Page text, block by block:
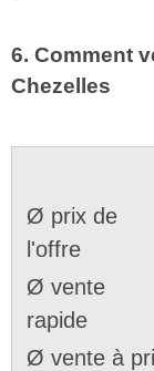
6. Comment
Chezelles
Ø prix de
l'offre
Ø vente
rapide
Ø vente à